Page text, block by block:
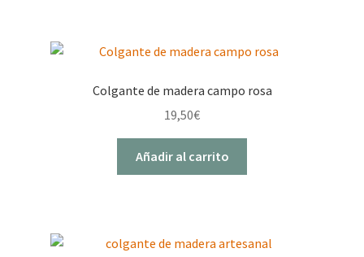
Colgante de madera campo rosa
19,50€
Añadir al carrito